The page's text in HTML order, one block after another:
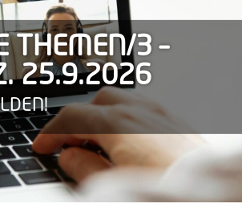
THEMEN/3 –
25.9.2026